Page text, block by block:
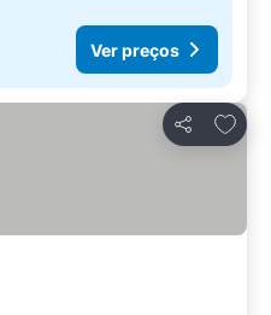
Ver preços
Partilhar